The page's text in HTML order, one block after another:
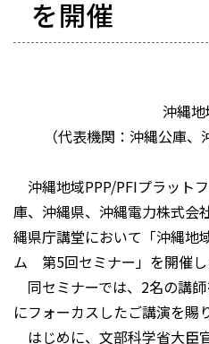
を開催
沖縄
（代表機関：沖縄公庫、
沖縄地域PPP/PFIプラット
庫、沖縄県、沖縄電力株式会
縄県庁講堂において「沖縄地
ム 第5回セミナー」を開催し
同セミナーでは、2名の講師
にフォーカスしたご講演を賜
はじめに、文部科学省大臣